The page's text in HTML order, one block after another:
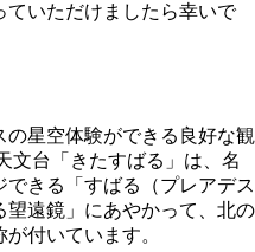
ていただけましたら幸いで
星空体験ができる良好な観
文台「きたすばる」は、名
きる「すばる（プレアデス
遠鏡」にあやかって、北の
付いています。